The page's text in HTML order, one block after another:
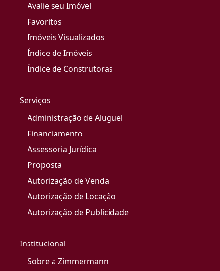
Avalie seu Imóvel
Favoritos
Imóveis Visualizados
Índice de Imóveis
Índice de Construtoras
Serviços
Administração de Aluguel
Financiamento
Assessoria Jurídica
Proposta
Autorização de Venda
Autorização de Locação
Autorização de Publicidade
Institucional
Sobre a Zimmermann